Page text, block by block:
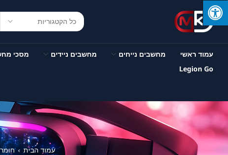
עמוד ראשי מחשבים נייחים מחשבים ניידים מסכי
Legion Go
עמוד הבית ›